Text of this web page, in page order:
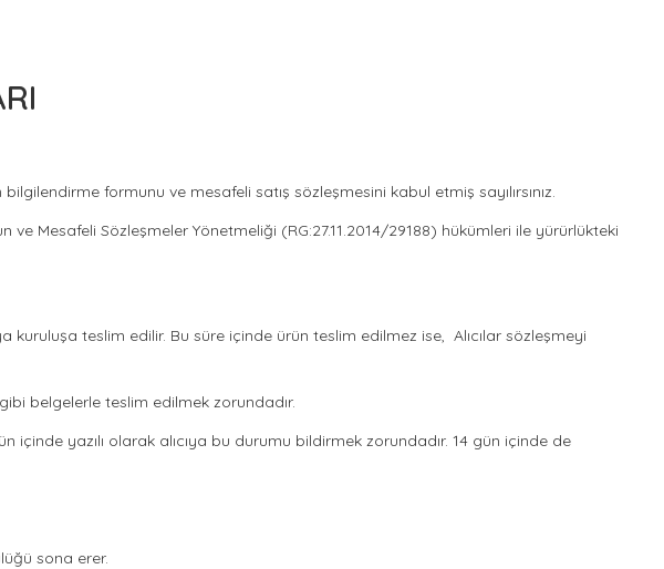
formunu ve mesafeli satış sözleşmesini kabul etmiş sayılırsınız.
ve Mesafeli Sözleşmeler Yönetmeliği (RG:27.11.2014/29188) hükümleri ile yürürlükteki
teslim edilir. Bu süre içinde ürün teslim edilmez ise, Alıcılar sözleşmeyi
belgelerle teslim edilmek zorundadır.
içinde yazılı olarak alıcıya bu durumu bildirmek zorundadır. 14 gün içinde de
sona erer.